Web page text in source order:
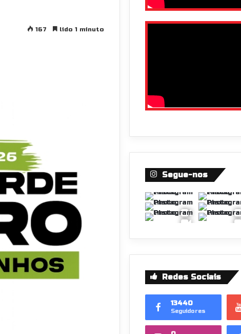
167 lido 1 minuto
Segue-nos
Redes Sociais
13440
Seguidores